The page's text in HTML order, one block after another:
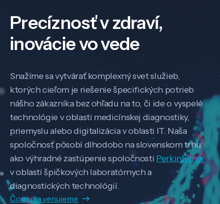
Precíznosť v zdraví,
inovácie vo vede
Snažíme sa vytvárať komplexný svet služieb,
ktorých cieľom je riešenie špecifických potrieb
nášho zákazníka bez ohľadu na to, či ide o vyspelé
technológie v oblasti medicínskej diagnostiky,
priemyslu alebo digitalizácia v oblasti IT. Naša
spoločnosť pôsobí dlhodobo na slovenskom trhu
ako výhradné zastúpenie spoločnosti PerkinElmer
v oblasti špičkových laboratórnych a
diagnostických technológií.
Čomu sa venujeme